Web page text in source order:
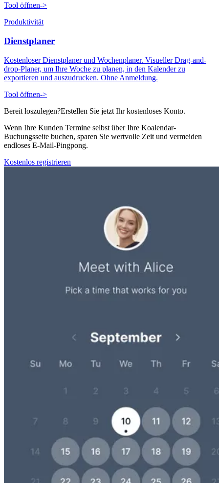
Tool öffnen->
Produktivität
Dienstplaner
Kostenloser Dienstplaner und Wochenplaner. Visueller Drag-and-
drop-Planer, um Ihre Woche zu planen, in den Kalender zu
exportieren und auszudrucken. Ohne Anmeldung.
Tool öffnen->
Bereit loszulegen?Erstellen Sie jetzt Ihr kostenloses Konto.
Wenn Ihre Kunden Termine selbst über Ihre Koalendar-
Buchungsseite buchen, sparen Sie wertvolle Zeit und vermeiden
endloses E-Mail-Pingpong.
Kostenlos registrieren